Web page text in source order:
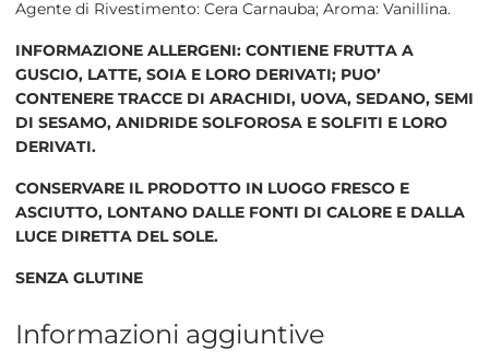
Agente di Rivestimento: Cera Carnauba; Aroma: Vanillina.
INFORMAZIONE ALLERGENI: CONTIENE FRUTTA A
GUSCIO, LATTE, SOIA E LORO DERIVATI; PUO’
CONTENERE TRACCE DI ARACHIDI, UOVA, SEDANO, SEMI
DI SESAMO, ANIDRIDE SOLFOROSA E SOLFITI E LORO
DERIVATI.
CONSERVARE IL PRODOTTO IN LUOGO FRESCO E
ASCIUTTO, LONTANO DALLE FONTI DI CALORE E DALLA
LUCE DIRETTA DEL SOLE.
SENZA GLUTINE
Informazioni aggiuntive